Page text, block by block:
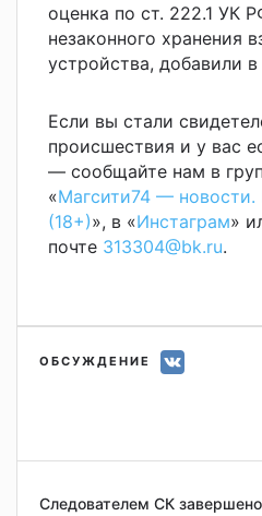
оценка по ст. 222.1 УК
незаконного хранения
устройства, добавили
Если вы стали
происшествия и у вас
— сообщайте нам в
«Магсити74 — новости.
(18+)», в «Инстаграм»
почте 313304@bk.ru.
ОБСУЖДЕНИЕ
Следователем СК